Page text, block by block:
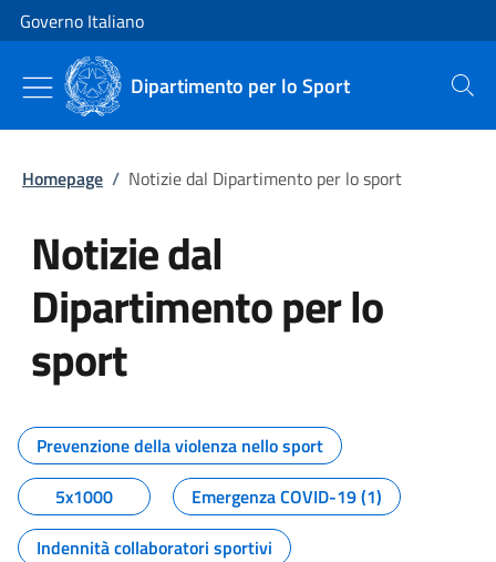
Vai al contenuto
Vai alla navigazione del sito
Governo Italiano
Dipartimento per lo Sport Cerca
Homepage / Notizie dal Dipartimento per lo sport
Notizie dal
Dipartimento per lo
sport
Tutti i contenuti della pagina
Prevenzione della violenza nello sport
5x1000
Emergenza COVID-19 (1)
Indennità collaboratori sportivi